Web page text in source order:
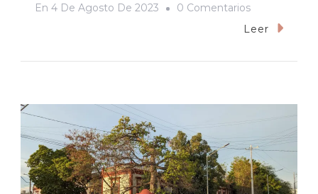
En 4 De Agosto De 2023 0 ComentariosEn
Los
Hamburgo
Leer